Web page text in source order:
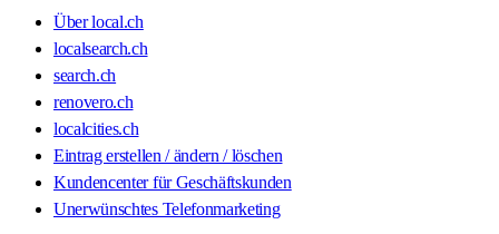
Über local.ch
localsearch.ch
search.ch
renovero.ch
localcities.ch
Eintrag erstellen / ändern / löschen
Kundencenter für Geschäftskunden
Unerwünschtes Telefonmarketing